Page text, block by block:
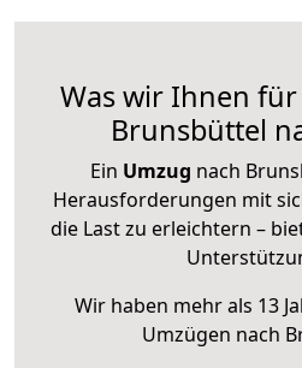
Was wir Ihnen
Brunsbüttel
Ein Umzug nach
Herausforderungen mit
die Last zu erleichtern –
Wir haben mehr als 13
Umzügen nach